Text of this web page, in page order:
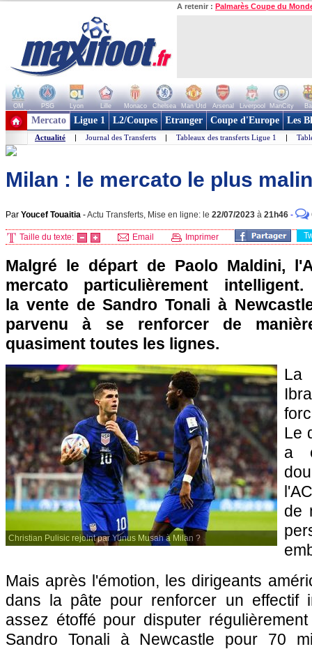
A retenir : Palmarès Coupe du
OM PSG Lyon Lille Monaco Chelsea Man Utd Arsenal Liverpool ManCity
+ de clubs
Mercato Ligue 1 L2/Coupes Etranger Coupe d'Europe Les
Actualité | Journal des Transferts | Tableaux des transferts Ligue 1 |
Milan : le mercato le plus
Par Youcef Touaitia -Actu Transferts, Mise en ligne: le 22/07/2023 à 21h46 -
Taille du texte: Email Imprimer
Malgré le départ de Paolo Maldini,
mercato particulièrement
la vente de Sandro Tonali à
parvenu à se renforcer de
quasiment toutes les lignes.
Christian Pulisic rejoint par Yunus Musah à Milan ?
La
Le
a
de
Mais après l'émotion, les dirigeants
dans la pâte pour renforcer un effectif
assez étoffé pour disputer
Sandro Tonali à Newcastle pour 70